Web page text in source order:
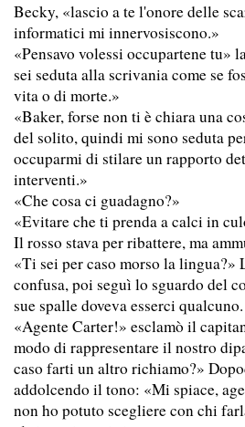
Becky, «lascio a te l'onore delle
informatici mi innervosiscono.»
«Pensavo volessi occupartene tu»
sei seduta alla scrivania come se
vita o di morte.»
«Baker, forse non ti è chiara una
del solito, quindi mi sono seduta
occuparmi di stilare un rapporto
interventi.»
«Che cosa ci guadagno?»
«Evitare che ti prenda a calci in
Il rosso stava per ribattere, ma
«Ti sei per caso morso la
confusa, poi seguì lo sguardo del
sue spalle doveva esserci qualcuno.
«Agente Carter!» esclamò il
modo di rappresentare il nostro
caso farti un altro richiamo?»
addolcendo il tono: «Mi spiace,
non ho potuto scegliere con chi